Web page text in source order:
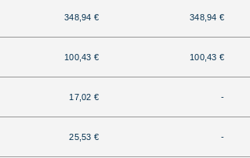
348,94 € 348,94 €
100,43 € 100,43 €
17,02 € -
25,53 € -